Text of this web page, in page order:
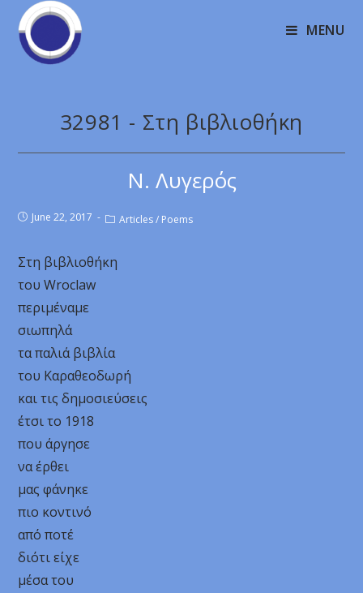
MENU
32981 - Στη βιβλιοθήκη
Ν. Λυγερός
June 22, 2017 Articles / Poems
Στη βιβλιοθήκη
του Wroclaw
περιμέναμε
σιωπηλά
τα παλιά βιβλία
του Καραθεοδωρή
και τις δημοσιεύσεις
έτσι το 1918
που άργησε
να έρθει
μας φάνηκε
πιο κοντινό
από ποτέ
διότι είχε
μέσα του